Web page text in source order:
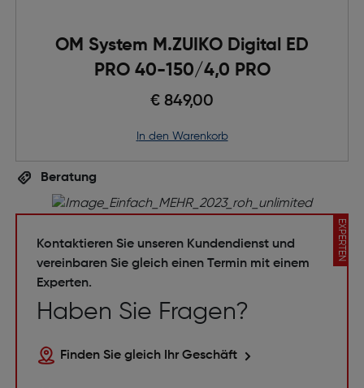
OM System M.ZUIKO Digital ED
PRO 40-150/4,0 PRO
€ 849,00
in den Warenkorb
Beratung
EXPERTEN
Kontaktieren Sie unseren Kundendienst und
vereinbaren Sie gleich einen Termin mit einem
Experten.
Haben Sie Fragen?
Finden Sie gleich Ihr Geschäft